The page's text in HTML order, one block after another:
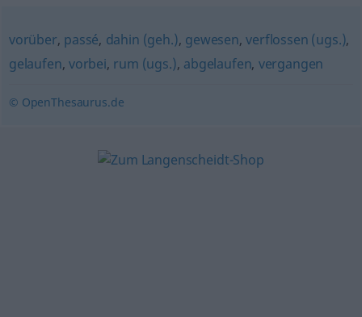
vorüber, passé, dahin (geh.), gewesen,verflossen (ugs.),
gelaufen, vorbei, rum (ugs.), abgelaufen, vergangen
© OpenThesaurus.de